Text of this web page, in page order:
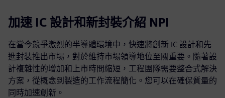
加速 IC 設計和新封裝介紹 NPI
在當今競爭激烈的半導體環境中，快速將創新 IC 設計和先
進封裝推出市場，對於維持市場領導地位至關重要。隨著設
計複雜性的增加和上市時間縮短，工程團隊需要整合式解決
方案，從概念到製造的工作流程簡化。您可以在確保質量的
同時加速創新。